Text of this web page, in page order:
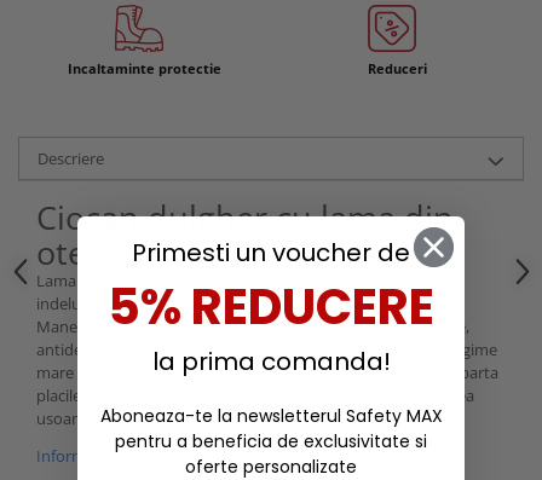
Incaltaminte protectie Reduceri
Descriere
Ciocan dulgher cu lama din
otel, Spear & Jackson
Lama din otel carbon este tratata termic pentru rezistenta
indelungata la coroziune, rugina si are durabilitate marita.
Manerul este din plastic rezistent acoperit cu un strat moale,
antiderapant pentru confortul utilizatorului. Lama are o lungime
mare si este subtire pentru a patrunde cu usurinta si a indeparta
placile de pe acoperis, iar varful tip carlig permite manevrarea
usoara a ciocanului.
Informatii conformitate produs
Primesti un voucher de
5% REDUCERE
la prima comanda!
Aboneaza-te la newsletterul Safety MAX
pentru a beneficia de exclusivitate si
oferte personalizate